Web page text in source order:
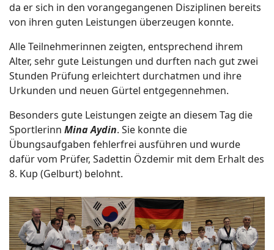
da er sich in den vorangegangenen Disziplinen bereits
von ihren guten Leistungen überzeugen konnte.
Alle Teilnehmerinnen zeigten, entsprechend ihrem
Alter, sehr gute Leistungen und durften nach gut zwei
Stunden Prüfung erleichtert durchatmen und ihre
Urkunden und neuen Gürtel entgegennehmen.
Besonders gute Leistungen zeigte an diesem Tag die
Sportlerinn Mina Aydin. Sie konnte die
Übungsaufgaben fehlerfrei ausführen und wurde
dafür vom Prüfer, Sadettin Özdemir mit dem Erhalt des
8. Kup (Gelburt) belohnt.